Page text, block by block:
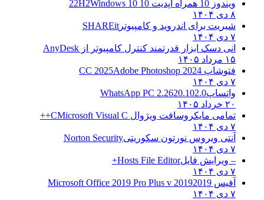
ویندوز 10 همراه آپدیت 10 22H2
Windows 10
۸ دی ۱۴۰۴
شیریت برای اندروید و کامپیوتر SHAREit
۷ دی ۱۴۰۴
انی دسک ابزار قدرتمند کنترل کامپیوتر از AnyDesk
۱۵ مرداد ۱۴۰۵
فتوشاپ CC 2025 Adobe Photoshop 2024
۷ دی ۱۴۰۴
واتساپWhatsApp PC 2.2620.102.0
۲۰ خرداد ۱۴۰۵
تمامی مایکروسافت ویژوال C Microsoft Visual C++
۷ دی ۱۴۰۴
آنتی ویروس نورتون سکوریتیNorton Security
۷ دی ۱۴۰۴
– ویرایش فایلHosts File Editor+
۷ دی ۱۴۰۴
آفیس 2019 2019 Microsoft Office 2019 Pro Plus v
۷ دی ۱۴۰۴